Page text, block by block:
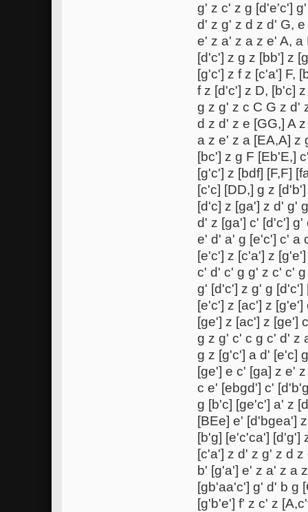
g' z c' z g [d'e'c']
d' z g' z d z d' G,
e' z a' z a z e' A,
[d'c'] z g z [bb'] z
[g'c'] z f z [c'a'] F,
f z [d'c'] z D, [b'c]
g z g' z c C G z d'
d z d' z e [GG,] A
a z e' z a [EA,A] z
[bc'] z g F [Eb'E,]
[g'c'] z [bdf] [F,F]
[c'c] [DD,] g z
[d'c] z [ga'] z d' g'
d' z [ga'] c' [d'c']
e' d' a' g [e'c'] c' a
[e'c'] z [c'a'] z
c' d' c' g g' z c' c'
g' [d'c'] z g' g [d'c']
[e'c'] z [ac'] z
[ge'] z [ac'] z [ge']
g z g' c' c g c' d' z
g z [g'c'] a d' [e'c]
[ge'] e c' [ga] z e'
c e' [ebgd'] c'
g [b'c] [ge'c'] a' z
[BEe] e' [d'bgea']
[b'g] [e'c'ca'] [d'g']
[c'a'] z d' z g' z d
b' [g'a'] e' z a' z a
[gb'aa'c'] g' d' b g
[g'b'e'] f' z c' z